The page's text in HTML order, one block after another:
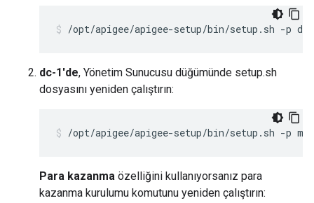
/opt/apigee/apigee-setup/bin/setup.sh -p
dc-1'de, Yönetim Sunucusu düğümünde setup.sh
dosyasını yeniden çalıştırın:
/opt/apigee/apigee-setup/bin/setup.sh -p
Para kazanma özelliğini kullanıyorsanız para
kazanma kurulumu komutunu yeniden çalıştırın: